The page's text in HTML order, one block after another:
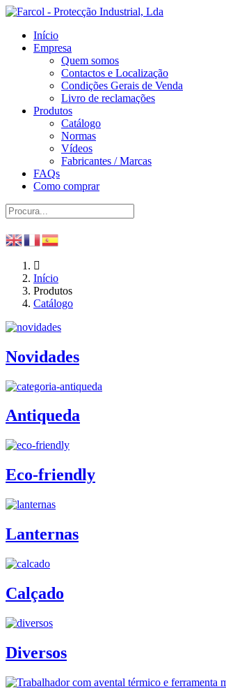
Início
Empresa
Quem somos
Contactos e Localização
Condições Gerais de Venda
Livro de reclamações
Produtos
Catálogo
Normas
Vídeos
Fabricantes / Marcas
FAQs
Como comprar
Início
Produtos
Catálogo
Novidades
Antiqueda
Eco-friendly
Lanternas
Calçado
Diversos